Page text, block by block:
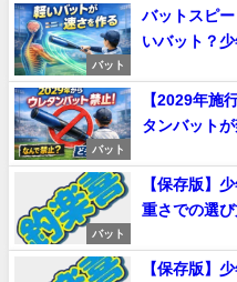
バット
バットスピ
いバット？
バット
【2029年施
タンバット
バット
【保存版】
重さでの選
【保存版】